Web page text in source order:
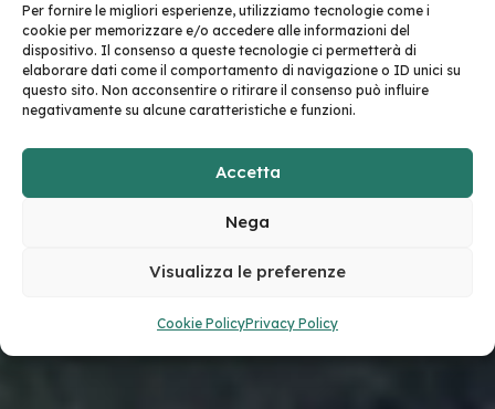
Per fornire le migliori esperienze, utilizziamo tecnologie come i
cookie per memorizzare e/o accedere alle informazioni del
dispositivo. Il consenso a queste tecnologie ci permetterà di
elaborare dati come il comportamento di navigazione o ID unici su
questo sito. Non acconsentire o ritirare il consenso può influire
negativamente su alcune caratteristiche e funzioni.
Accetta
Nega
Visualizza le preferenze
Cookie PolicyPrivacy Policy